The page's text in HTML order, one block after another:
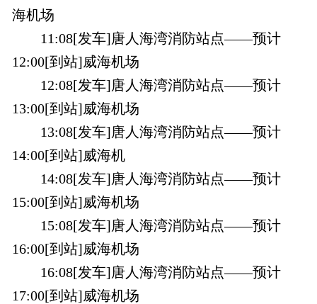
海机场
11:08[发车]唐人海湾消防站点——预计
12:00[到站]威海机场
12:08[发车]唐人海湾消防站点——预计
13:00[到站]威海机场
13:08[发车]唐人海湾消防站点——预计
14:00[到站]威海机
14:08[发车]唐人海湾消防站点——预计
15:00[到站]威海机场
15:08[发车]唐人海湾消防站点——预计
16:00[到站]威海机场
16:08[发车]唐人海湾消防站点——预计
17:00[到站]威海机场